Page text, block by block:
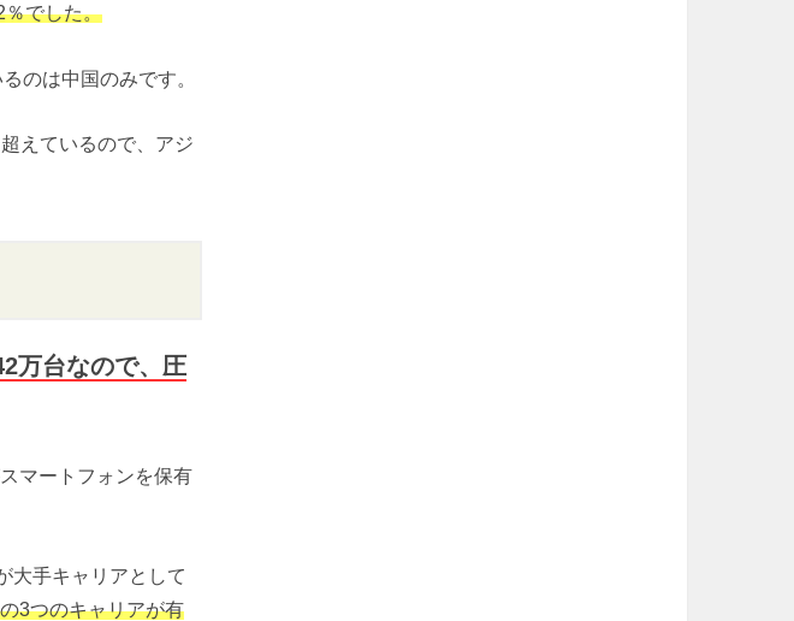
％でした。
のは中国のみです。
えているので、アジ
万台なので、圧
マートフォンを保有
大手キャリアとして
3つのキャリアが有